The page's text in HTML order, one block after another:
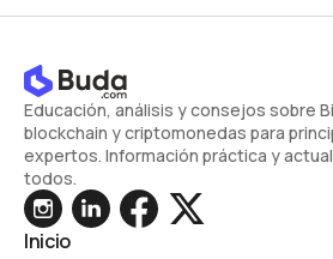
Educación, análisis y consejos sobre
blockchain y criptomonedas para
expertos. Información práctica y
todos.
Inicio